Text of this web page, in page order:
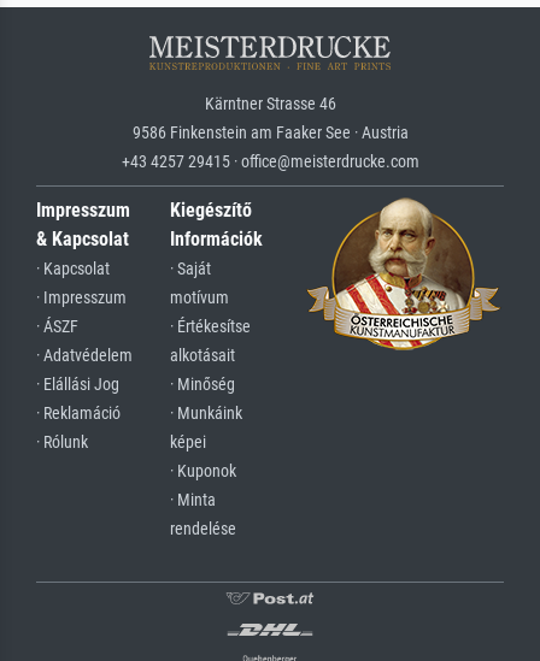
Kärntner Strasse 46
9586 Finkenstein am Faaker See · Austria
+43 4257 29415 · office@meisterdrucke.com
Impresszum
& Kapcsolat
· Kapcsolat
· Impresszum
· ÁSZF
· Adatvédelem
· Elállási Jog
· Reklamáció
· Rólunk
Kiegészítő
Információk
· Saját
motívum
· Értékesítse
alkotásait
· Minőség
· Munkáink
képei
· Kuponok
· Minta
rendelése